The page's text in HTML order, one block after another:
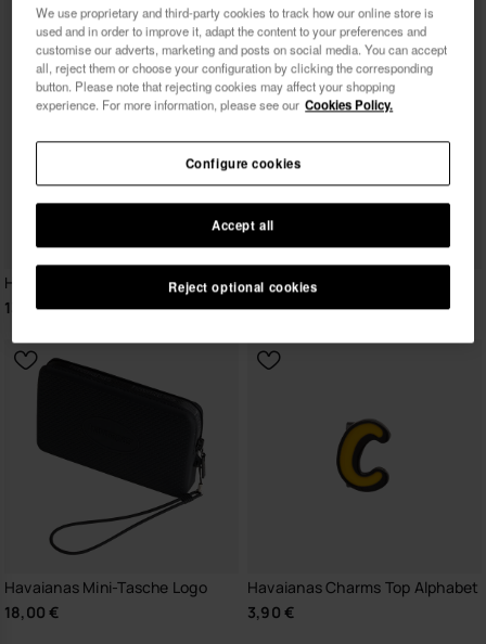
Havaianas Marvel Toe Socks
13,00 €
Havaianas Mini-Tasche Logo
18,00 €
Havaianas Charms Top Alphabet
3,90 €
We use proprietary and third-party cookies to track how our online store is
used and in order to improve it, adapt the content to your preferences and
customise our adverts, marketing and posts on social media. You can accept
all, reject them or choose your configuration by clicking the corresponding
button. Please note that rejecting cookies may affect your shopping
experience. For more information, please see our Cookies Policy.
Reject optional cookies
Accept all
Configure cookies